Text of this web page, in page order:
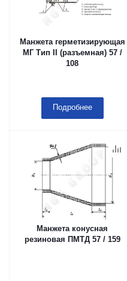
Манжета герметизирующая
МГ Тип II (разъемная) 57 /
108
Подробнее
Манжета конусная
резиновая ПМТД 57 / 159